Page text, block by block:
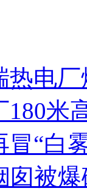
热电
米
“白
囱被爆